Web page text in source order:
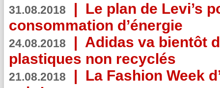
31.08.2018 | Le plan de Levi’s
consommation d’énergie
24.08.2018 | Adidas va bientôt
plastiques non recyclés
21.08.2018 | La Fashion Week